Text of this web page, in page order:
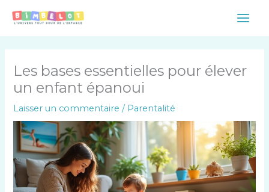
Main
Les bases essentielles pour élever
un enfant épanoui
Laisser un commentaire / Parentalité